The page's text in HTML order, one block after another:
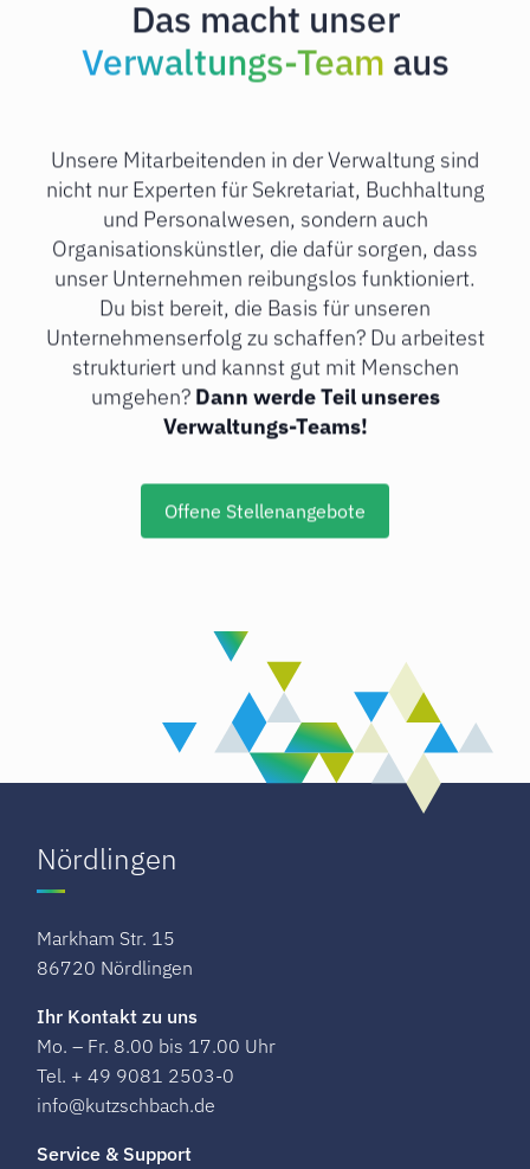
Das macht unser
Verwaltungs-Team aus
Unsere Mitarbeitenden in der Verwaltung sind
nicht nur Experten für Sekretariat, Buchhaltung
und Personalwesen, sondern auch
Organisationskünstler, die dafür sorgen, dass
unser Unternehmen reibungslos funktioniert.
Du bist bereit, die Basis für unseren
Unternehmenserfolg zu schaffen? Du arbeitest
strukturiert und kannst gut mit Menschen
umgehen? Dann werde Teil unseres
Verwaltungs-Teams!
Offene Stellenangebote
Nördlingen
Markham Str. 15
86720 Nördlingen
Ihr Kontakt zu uns
Mo. – Fr. 8.00 bis 17.00 Uhr
Tel. + 49 9081 2503-0
info@kutzschbach.de
Service & Support